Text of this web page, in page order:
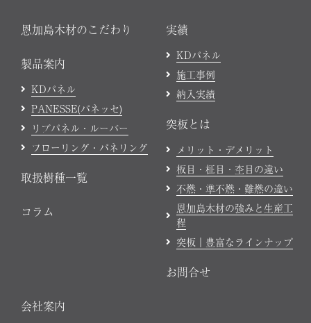
恩加島木材のこだわり
製品案内
KDパネル
PANESSE(パネッセ)
リブパネル・ルーバー
フローリング・パネリング
取扱樹種一覧
コラム
実績
KDパネル
施工事例
納入実績
突板とは
メリット・デメリット
板目・柾目・杢目の違い
不燃・準不燃・難燃の違い
恩加島木材の強みと生産工
程
突板｜豊富なラインナップ
お問合せ
会社案内